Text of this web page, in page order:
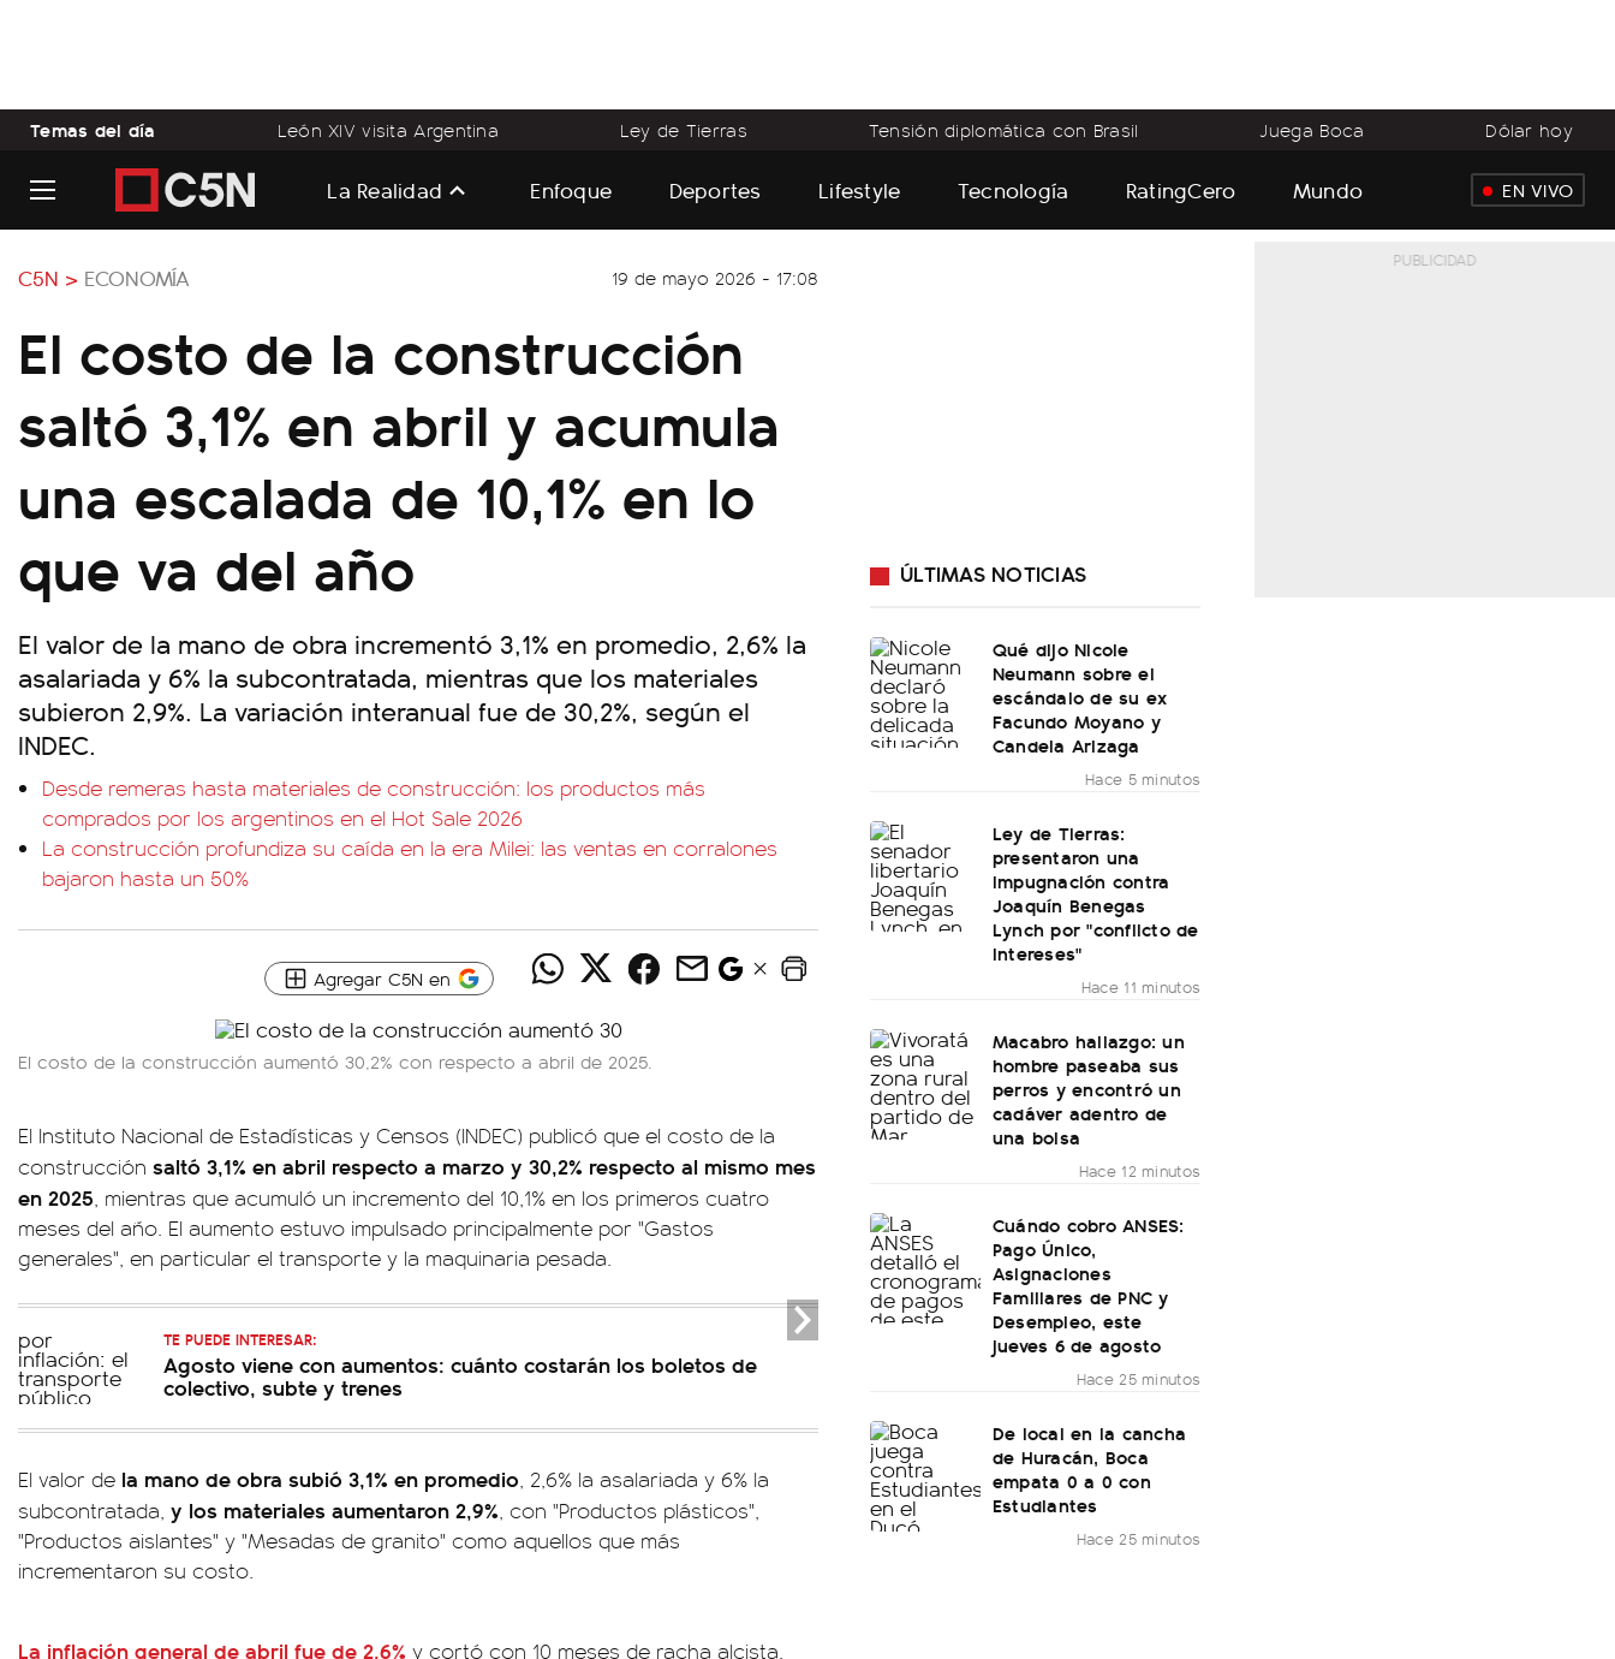
Temas del día León XIV visita Argentina Ley de Tierras Tensión diplomática con Brasil Juega Boca Dólar hoy
La Realidad Enfoque Deportes Lifestyle Tecnología RatingCero Mundo EN VIVO
C5N > ECONOMÍA 19 de mayo 2026 - 17:08
El costo de la construcción
saltó 3,1% en abril y acumula
una escalada de 10,1% en lo
que va del año
El valor de la mano de obra incrementó 3,1% en promedio, 2,6% la
asalariada y 6% la subcontratada, mientras que los materiales
subieron 2,9%. La variación interanual fue de 30,2%, según el
INDEC.
Desde remeras hasta materiales de construcción: los productos más
comprados por los argentinos en el Hot Sale 2026
La construcción profundiza su caída en la era Milei: las ventas en corralones
bajaron hasta un 50%
Agregar C5N en
El costo de la construcción aumentó 30,2% con respecto a abril de 2025.
El Instituto Nacional de Estadísticas y Censos (INDEC) publicó que el costo de la
construcción saltó 3,1% en abril respecto a marzo y 30,2% respecto al mismo mes
en 2025, mientras que acumuló un incremento del 10,1% en los primeros cuatro
meses del año. El aumento estuvo impulsado principalmente por "Gastos
generales", en particular el transporte y la maquinaria pesada.
TE PUEDE INTERESAR:
Agosto viene con aumentos: cuánto costarán los boletos de
colectivo, subte y trenes
El valor de la mano de obra subió 3,1% en promedio, 2,6% la asalariada y 6% la
subcontratada, y los materiales aumentaron 2,9%, con "Productos plásticos",
"Productos aislantes" y "Mesadas de granito" como aquellos que más
incrementaron su costo.
La inflación general de abril fue de 2,6% y cortó con 10 meses de racha alcista,
ÚLTIMAS NOTICIAS
Qué dijo Nicole
Neumann sobre el
escándalo de su ex
Facundo Moyano y
Candela Arizaga
Hace 5 minutos
Ley de Tierras:
presentaron una
impugnación contra
Joaquín Benegas
Lynch por "conflicto de
intereses"
Hace 11 minutos
Macabro hallazgo: un
hombre paseaba sus
perros y encontró un
cadáver adentro de
una bolsa
Hace 12 minutos
Cuándo cobro ANSES:
Pago Único,
Asignaciones
Familiares de PNC y
Desempleo, este
jueves 6 de agosto
Hace 25 minutos
De local en la cancha
de Huracán, Boca
empata 0 a 0 con
Estudiantes
Hace 25 minutos